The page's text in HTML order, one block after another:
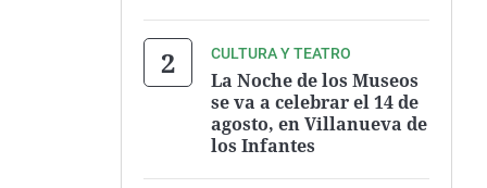
CULTURA Y TEATRO
La Noche de los Museos
se va a celebrar el 14 de
agosto, en Villanueva de
los Infantes